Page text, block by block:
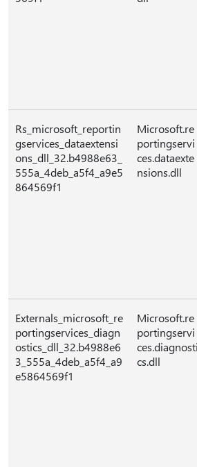
Rs_microsoft_reportin
gservices_dataextensi
ons_dll_32.b4988e63_
555a_4deb_a5f4_a9e5
864569f1
Microsoft.re
portingservi
ces.dataexte
nsions.dll
Externals_microsoft_re
portingservices_diagn
ostics_dll_32.b4988e6
3_555a_4deb_a5f4_a9
e5864569f1
Microsoft.re
portingservi
ces.diagnosti
cs.dll